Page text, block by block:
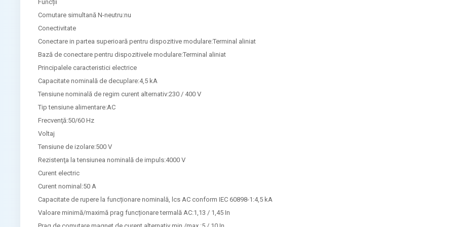
Funcții
Comutare simultană N-neutru:nu
Conectivitate
Conectare in partea superioară pentru dispozitive modulare:Terminal aliniat
Bază de conectare pentru dispozitivele modulare:Terminal aliniat
Principalele caracteristici electrice
Capacitate nominală de decuplare:4,5 kA
Tensiune nominală de regim curent alternativ:230 / 400 V
Tip tensiune alimentare:AC
Frecvenţă:50/60 Hz
Voltaj
Tensiune de izolare:500 V
Rezistenţa la tensiunea nominală de impuls:4000 V
Curent electric
Curent nominal:50 A
Capacitate de rupere la funcționare nominală, lcs AC conform IEC 60898-1:4,5 kA
Valoare minimă/maximă prag funcționare termală AC:1,13 / 1,45 In